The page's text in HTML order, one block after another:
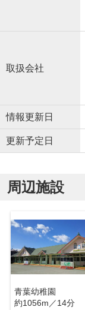
取扱会社
情報更新日
更新予定日
周辺施設
青葉幼稚園
約1056m／14分